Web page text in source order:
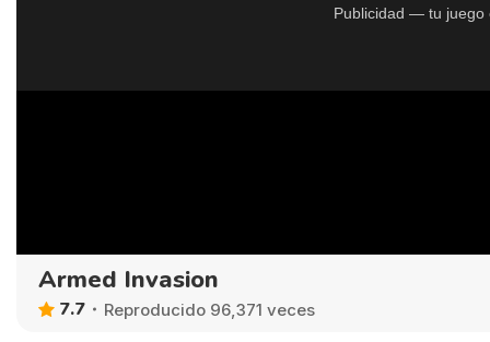
Armed Invasion
7.7 Reproducido 96,371 veces